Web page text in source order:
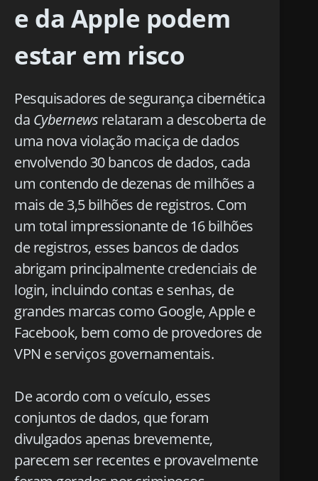
e da Apple podem
estar em risco
Pesquisadores de segurança cibernética
da Cybernews relataram a descoberta de
uma nova violação maciça de dados
envolvendo 30 bancos de dados, cada
um contendo de dezenas de milhões a
mais de 3,5 bilhões de registros. Com
um total impressionante de 16 bilhões
de registros, esses bancos de dados
abrigam principalmente credenciais de
login, incluindo contas e senhas, de
grandes marcas como Google, Apple e
Facebook, bem como de provedores de
VPN e serviços governamentais.
De acordo com o veículo, esses
conjuntos de dados, que foram
divulgados apenas brevemente,
parecem ser recentes e provavelmente